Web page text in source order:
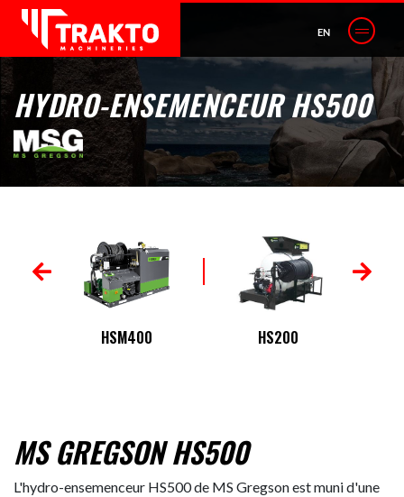
EN
HYDRO-ENSEMENCEUR HS500
HSM400 HS200
MS GREGSON HS500
L'hydro-ensemenceur HS500 de MS Gregson est muni d'une